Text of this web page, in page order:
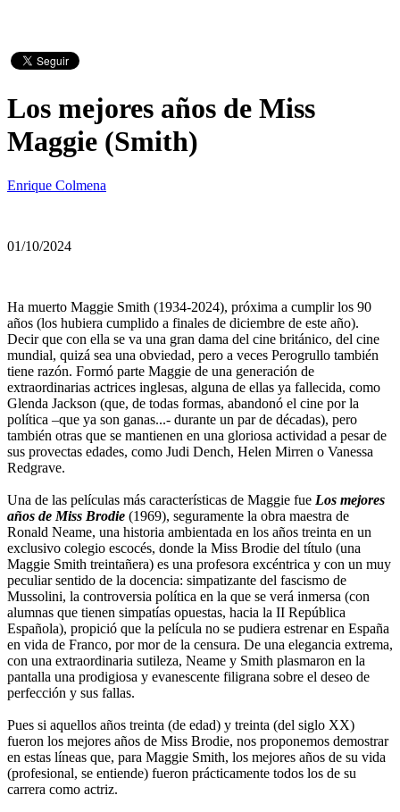
Los mejores años de Miss
Maggie (Smith)
Enrique Colmena
01/10/2024
Ha muerto Maggie Smith (1934-2024), próxima a cumplir los 90
años (los hubiera cumplido a finales de diciembre de este año).
Decir que con ella se va una gran dama del cine británico, del cine
mundial, quizá sea una obviedad, pero a veces Perogrullo también
tiene razón. Formó parte Maggie de una generación de
extraordinarias actrices inglesas, alguna de ellas ya fallecida, como
Glenda Jackson (que, de todas formas, abandonó el cine por la
política –que ya son ganas...- durante un par de décadas), pero
también otras que se mantienen en una gloriosa actividad a pesar de
sus provectas edades, como Judi Dench, Helen Mirren o Vanessa
Redgrave.
Una de las películas más características de Maggie fue Los mejores
años de Miss Brodie (1969), seguramente la obra maestra de
Ronald Neame, una historia ambientada en los años treinta en un
exclusivo colegio escocés, donde la Miss Brodie del título (una
Maggie Smith treintañera) es una profesora excéntrica y con un muy
peculiar sentido de la docencia: simpatizante del fascismo de
Mussolini, la controversia política en la que se verá inmersa (con
alumnas que tienen simpatías opuestas, hacia la II República
Española), propició que la película no se pudiera estrenar en España
en vida de Franco, por mor de la censura. De una elegancia extrema,
con una extraordinaria sutileza, Neame y Smith plasmaron en la
pantalla una prodigiosa y evanescente filigrana sobre el deseo de
perfección y sus fallas.
Pues si aquellos años treinta (de edad) y treinta (del siglo XX)
fueron los mejores años de Miss Brodie, nos proponemos demostrar
en estas líneas que, para Maggie Smith, los mejores años de su vida
(profesional, se entiende) fueron prácticamente todos los de su
carrera como actriz.